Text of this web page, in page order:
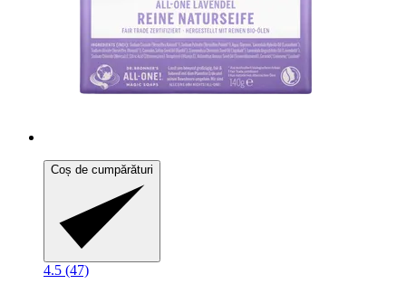
Coș de cumpărături
4.5 (47)